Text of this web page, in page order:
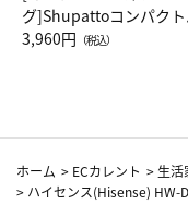
グ]Shupattoコンパク
Drop JAL客室乗務員（
3,960円 （税込）
ホーム > ECカレント > 生活
> ハイセンス(Hisense) HW-